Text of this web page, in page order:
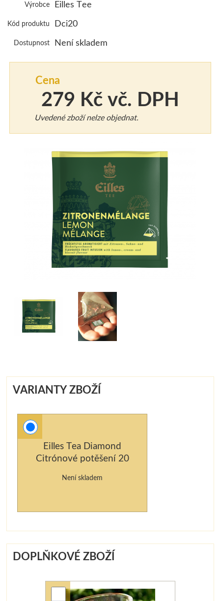
Výrobce Eilles Tee
Kód produktu Dci20
Dostupnost Není skladem
Cena
279 Kč vč. DPH
Uvedené zboží nelze objednat.
VARIANTY ZBOŽÍ
Eilles Tea Diamond
Citrónové potěšení 20
Není skladem
DOPLŇKOVÉ ZBOŽÍ